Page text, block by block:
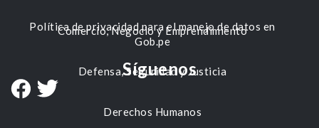
Comercio, Negocio y Emprendimiento
Defensa, Seguridad y Justicia
Derechos Humanos
Política de privacidad para el manejo de datos en
Gob.pe
Síguenos